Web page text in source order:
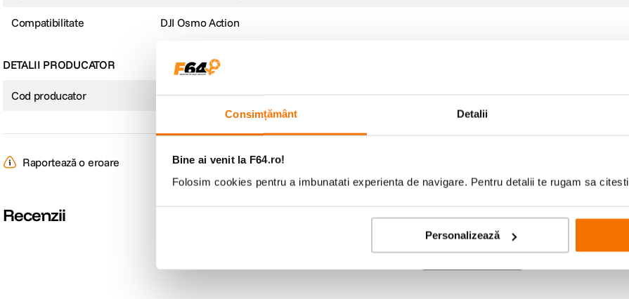
Consimțământ Detalii
Bine ai venit la F64.ro!
Folosim cookies pentru a imbunatati experienta de navigare. Pentru detalii te rugam sa citesti
Personalizează
Compatibilitate DJI Osmo Action
DETALII PRODUCATOR
Cod producator TA-T95-FCC-B
Raportează o eroare
Recenzii
Scrie prima recenzie